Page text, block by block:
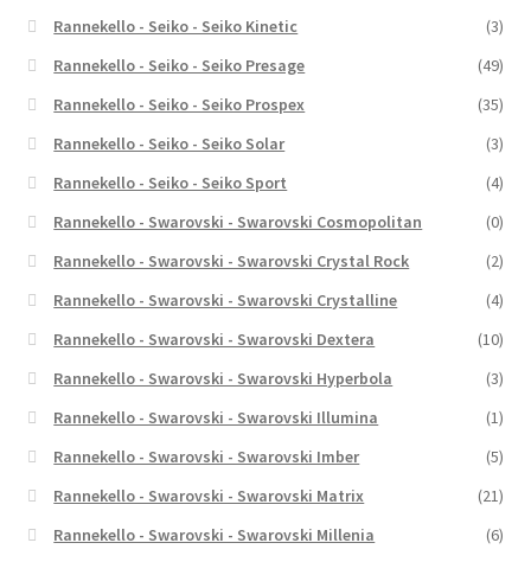
Rannekello - Seiko - Seiko Kinetic
(3)
Rannekello - Seiko - Seiko Presage
(49)
Rannekello - Seiko - Seiko Prospex
(35)
Rannekello - Seiko - Seiko Solar
(3)
Rannekello - Seiko - Seiko Sport
(4)
Rannekello - Swarovski - Swarovski Cosmopolitan
(0)
Rannekello - Swarovski - Swarovski Crystal Rock
(2)
Rannekello - Swarovski - Swarovski Crystalline
(4)
Rannekello - Swarovski - Swarovski Dextera
(10)
Rannekello - Swarovski - Swarovski Hyperbola
(3)
Rannekello - Swarovski - Swarovski Illumina
(1)
Rannekello - Swarovski - Swarovski Imber
(5)
Rannekello - Swarovski - Swarovski Matrix
(21)
Rannekello - Swarovski - Swarovski Millenia
(6)